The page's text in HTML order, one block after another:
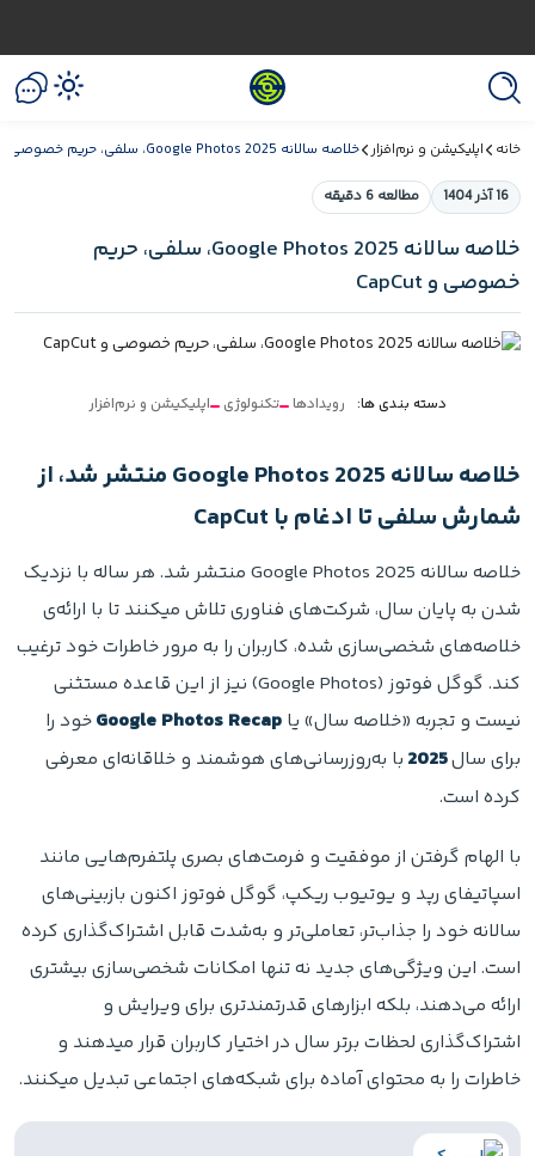
خانه اپلیکیشن و نرم‌افزار خلاصه سالانه Google Photos 2025، سلفی، حریم خصوصی و CapCut
16 آذر 1404 مطالعه 6 دقیقه
خلاصه سالانه Google Photos 2025، سلفی، حریم
خصوصی و CapCut
دسته بندی ها: رویدادها تکنولوژی اپلیکیشن و نرم‌افزار
خلاصه سالانه Google Photos 2025 منتشر شد، از
شمارش سلفی تا ادغام با CapCut
خلاصه سالانه Google Photos 2025 منتشر شد. هر ساله با نزدیک
شدن به پایان سال، شرکت‌های فناوری تلاش میکنند تا با ارائه‌ی
خلاصه‌های شخصی‌سازی شده، کاربران را به مرور خاطرات خود ترغیب
کند. گوگل فوتوز (Google Photos) نیز از این قاعده مستثنی
نیست و تجربه «خلاصه سال» یا Google Photos Recapخود را
برای سال2025 با به‌روزرسانی‌های هوشمند و خلاقانه‌ای معرفی
کرده است.
با الهام گرفتن از موفقیت و فرمت‌های بصری پلتفرم‌هایی مانند
اسپاتیفای رپد و یوتیوب ریکپ، گوگل فوتوز اکنون بازبینی‌های
سالانه خود را جذاب‌تر، تعاملی‌تر و به‌شدت قابل اشتراک‌گذاری کرده
است. این ویژگی‌های جدید نه تنها امکانات شخصی‌سازی بیشتری
ارائه می‌دهند، بلکه ابزارهای قدرتمندتری برای ویرایش و
اشتراک‌گذاری لحظات برتر سال در اختیار کاربران قرار میدهند و
خاطرات را به محتوای آماده برای شبکه‌های اجتماعی تبدیل میکنند.